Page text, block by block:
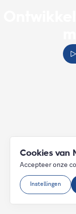
Cookies van
Accepteer onze
Instellingen